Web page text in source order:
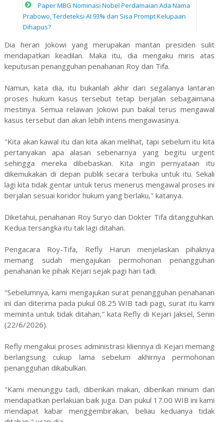
Paper MBG Nominasi Nobel Perdamaian Ada Nama
Prabowo, Terdeteksi AI 93% dan Sisa Prompt Kelupaan
Dihapus?
Dia heran Jokowi yang merupakan mantan presiden sulit
mendapatkan keadilan. Maka itu, dia mengaku miris atas
keputusan penangguhan penahanan Roy dan Tifa.
Namun, kata dia, itu bukanlah akhir dari segalanya lantaran
proses hukum kasus tersebut tetap berjalan sebagaimana
mestinya. Semua relawan Jokowi pun bakal terus mengawal
kasus tersebut dan akan lebih intens mengawasinya.
"Kita akan kawal itu dan kita akan melihat, tapi sebelum itu kita
pertanyakan apa alasan sebenarnya yang begitu urgent
sehingga mereka dibebaskan. Kita ingin pernyataan itu
dikemukakan di depan publik secara terbuka untuk itu. Sekali
lagi kita tidak gentar untuk terus menerus mengawal proses ini
berjalan sesuai koridor hukum yang berlaku," katanya.
Diketahui, penahanan Roy Suryo dan Dokter Tifa ditangguhkan.
Kedua tersangka itu tak lagi ditahan.
Pengacara Roy-Tifa, Refly Harun menjelaskan pihaknya
memang sudah mengajukan permohonan penangguhan
penahanan ke pihak Kejari sejak pagi hari tadi.
"Sebelumnya, kami mengajukan surat penangguhan penahanan
ini dan diterima pada pukul 08.25 WIB tadi pagi, surat itu kami
meminta untuk tidak ditahan," kata Refly di Kejari Jaksel, Senin
(22/6/2026).
Refly mengakui proses administrasi kliennya di Kejari memang
berlangsung cukup lama sebelum akhirnya permohonan
penangguhan dikabulkan.
"Kami menunggu tadi, diberikan makan, diberikan minum dan
mendapatkan perlakuan baik juga. Dan pukul 17.00 WIB ini kami
mendapat kabar menggembirakan, beliau keduanya tidak